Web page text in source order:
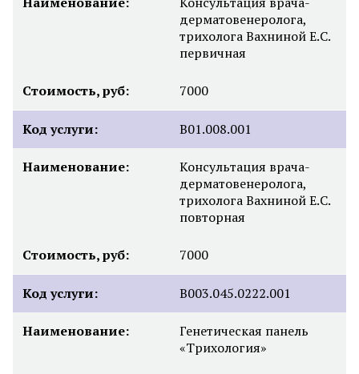
дерматовенеролога,
трихолога Вахниной Е.С.
первичная
Стоимость, руб: 7000
Код услуги: B01.008.001
Наименование:
Консультация врача-
дерматовенеролога,
трихолога Вахниной Е.С.
повторная
Стоимость, руб: 7000
Код услуги: В003.045.0222.001
Наименование:
Генетическая панель
«Трихология»